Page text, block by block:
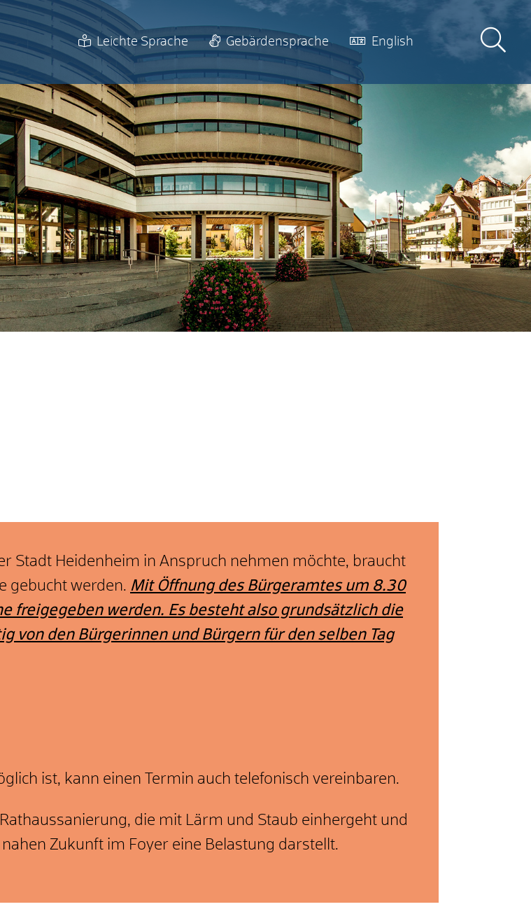
Leichte Sprache Gebärdensprache English
Stadt Heidenheim in Anspruch nehmen möchte, braucht
gebucht werden. Mit Öffnung des Bürgeramtes um 8.30
freigegeben werden. Es besteht also grundsätzlich die
von den Bürgerinnen und Bürgern für den selben Tag
ist, kann einen Termin auch telefonisch vereinbaren.
die mit Lärm und Staub einhergeht und
Zukunft im Foyer eine Belastung darstellt.